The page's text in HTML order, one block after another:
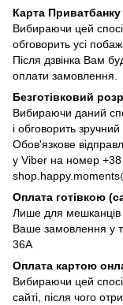
Карта
Вибираючи цей
обговорить усі
Після дзвінка Вам
оплати замовлення.
Безготівковий
Вибираючи даний
і обговорить
Обов'язкове
у Viber на номер
Оплата готівкою
Лише для мешканців
Ваше замовлення у
36А
Оплата картою
Вибираючи цей
сайті, після чого